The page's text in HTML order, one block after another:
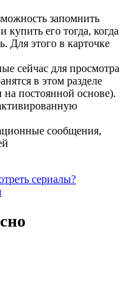
запомнить
его тогда, когда
Для этого в карточке
сейчас для просмотра
в этом разделе
постоянной основе).
сообщения,
сериалы?